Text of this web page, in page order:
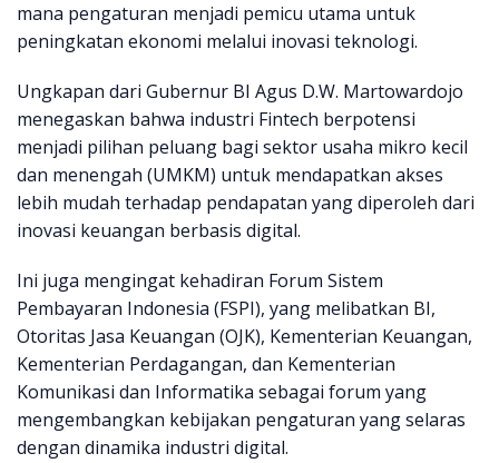
mana pengaturan menjadi pemicu utama untuk
peningkatan ekonomi melalui inovasi teknologi.
Ungkapan dari Gubernur BI Agus D.W. Martowardojo
menegaskan bahwa industri Fintech berpotensi
menjadi pilihan peluang bagi sektor usaha mikro kecil
dan menengah (UMKM) untuk mendapatkan akses
lebih mudah terhadap pendapatan yang diperoleh dari
inovasi keuangan berbasis digital.
Ini juga mengingat kehadiran Forum Sistem
Pembayaran Indonesia (FSPI), yang melibatkan BI,
Otoritas Jasa Keuangan (OJK), Kementerian Keuangan,
Kementerian Perdagangan, dan Kementerian
Komunikasi dan Informatika sebagai forum yang
mengembangkan kebijakan pengaturan yang selaras
dengan dinamika industri digital.